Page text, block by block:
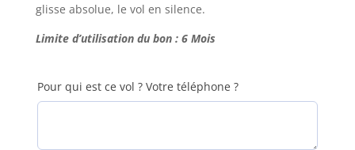
glisse absolue, le vol en silence.
Limite d’utilisation du bon : 6 Mois
Pour qui est ce vol ? Votre téléphone ?